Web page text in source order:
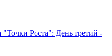
Роста": День третий -